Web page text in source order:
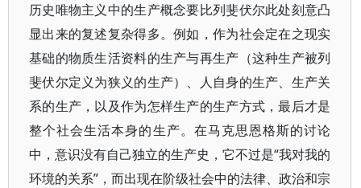
历史唯物主义中的生产概念要比列斐伏尔此处刻意凸
显出来的复述复杂得多。例如，作为社会定在之现实
基础的物质生活资料的生产与再生产（这种生产被列
斐伏尔定义为狭义的生产）、人自身的生产、生产关
系的生产，以及作为怎样生产的生产方式，最后才是
整个社会生活本身的生产。在马克思恩格斯的讨论
中，意识没有自己独立的生产史，它不过是“我对我的
环境的关系”，而出现在阶级社会中的法律、政治和宗